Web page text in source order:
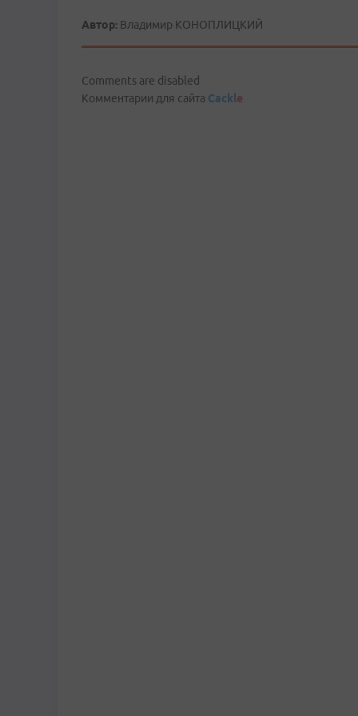
Автор: Владимир КОНОПЛИЦКИЙ
Comments are disabled
Комментарии для сайта Cackle